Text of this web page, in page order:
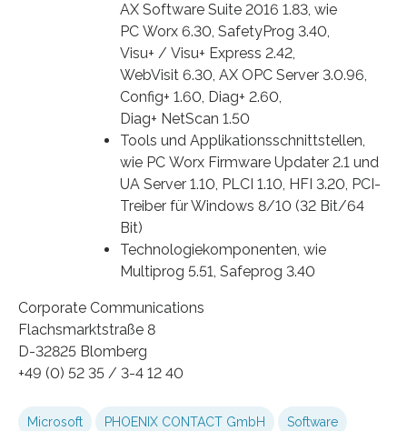
AX Software Suite 2016 1.83, wie
PC Worx 6.30, SafetyProg 3.40,
Visu+ / Visu+ Express 2.42,
WebVisit 6.30, AX OPC Server 3.0.96,
Config+ 1.60, Diag+ 2.60,
Diag+ NetScan 1.50
Tools und Applikationsschnittstellen,
wie PC Worx Firmware Updater 2.1 und
UA Server 1.10, PLCI 1.10, HFI 3.20, PCI-
Treiber für Windows 8/10 (32 Bit/64
Bit)
Technologiekomponenten, wie
Multiprog 5.51, Safeprog 3.40
Corporate Communications
Flachsmarktstraße 8
D-32825 Blomberg
+49 (0) 52 35 / 3-4 12 40
Microsoft PHOENIX CONTACT GmbH Software